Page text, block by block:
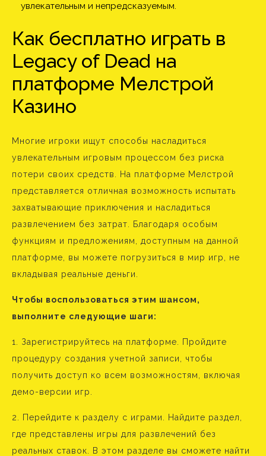
увлекательным и непредсказуемым.
Как бесплатно играть в
Legacy of Dead на
платформе Мелстрой
Казино
Многие игроки ищут способы насладиться
увлекательным игровым процессом без риска
потери своих средств. На платформе Мелстрой
представляется отличная возможность испытать
захватывающие приключения и насладиться
развлечением без затрат. Благодаря особым
функциям и предложениям, доступным на данной
платформе, вы можете погрузиться в мир игр, не
вкладывая реальные деньги.
Чтобы воспользоваться этим шансом,
выполните следующие шаги:
1. Зарегистрируйтесь на платформе. Пройдите
процедуру создания учетной записи, чтобы
получить доступ ко всем возможностям, включая
демо-версии игр.
2. Перейдите к разделу с играми. Найдите раздел,
где представлены игры для развлечений без
реальных ставок. В этом разделе вы сможете найти